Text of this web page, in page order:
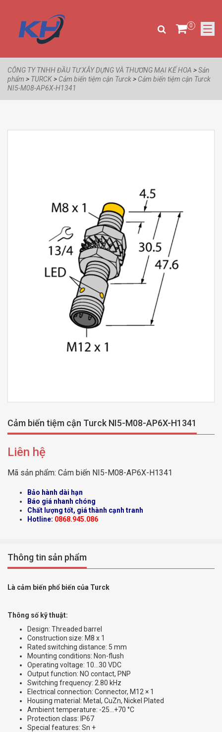
0
CÔNG TY TNHH ĐẦU TƯ XÂY DỰNG VÀ THƯƠNG MẠI KẾ HOA >Sản
phẩm > TURCK> Cảm biến tiệm cận Turck> Cảm biến tiệm cận Turck
NI5-M08-AP6X-H1341
Cảm biến tiệm cận Turck NI5-M08-AP6X-H1341
Liên hệ
Mã sản phẩm: Cảm biến NI5-M08-AP6X-H1341
Bảo hành dài hạn
Báo giá nhanh chóng
Chất lượng tốt, giá thành cạnh tranh
Hotline: 0868.945.086
Thông tin sản phẩm
Là cảm biến phổ biến của Turck
Thông số kỹ thuật:
Design: Threaded barrel
Construction size: M8 x 1
Rated switching distance: 5 mm
Mounting conditions: Non-flush
Operating voltage: 10…30 VDC
Output function: NO contact, PNP
Switching frequency: 2.80 kHz
Electrical connection: Connector, M12 × 1
Housing material: Metal, CuZn, Nickel Plated
Ambient temperature: -25…+70 °C
Protection class: IP67
Special features: Sn +